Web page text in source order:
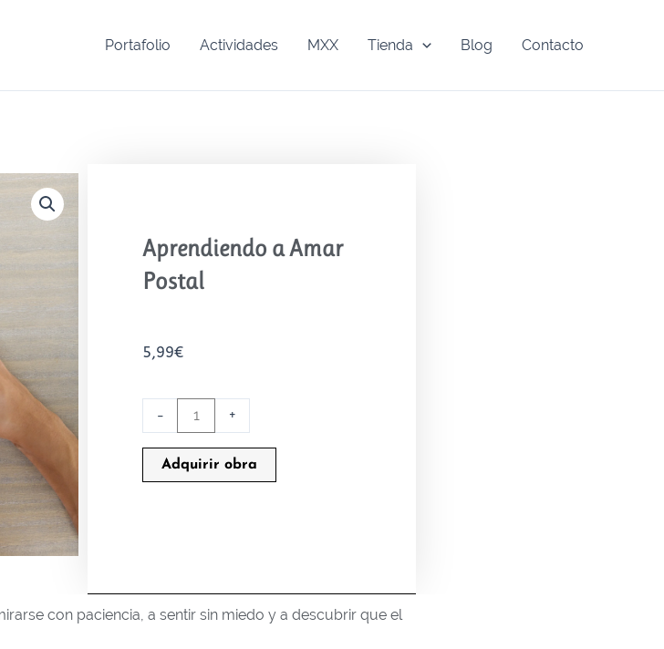
Portafolio Actividades MXX Tienda Blog Contacto
Aprendiendo a Amar
Postal
5,99€
-
Aprendiendo
a
Amar
Postal
+
Adquirir obra
con paciencia, a sentir sin miedo y a descubrir que el